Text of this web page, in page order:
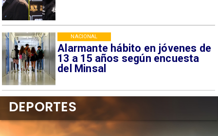
Alarmante hábito en jóvenes de
13 a 15 años según encuesta
del Minsal
NACIONAL
DEPORTES